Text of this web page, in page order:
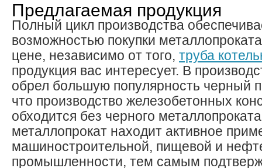
Предлагаемая продукция
Полный цикл производства
возможностью покупки
цене, независимо от того, труба
продукция вас интересует. В
обрел большую популярность черный
что производство железобетонных
обходится без черного
металлопрокат находит активное
машиностроительной, пищевой и
промышленности, тем самым